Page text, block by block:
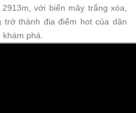
với biển mây trắng xóa,
trở thành địa điểm hot của dân
phá.